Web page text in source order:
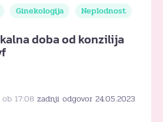
Ginekologija Neplodnost
doba od konzilija
17:08 zadnji odgovor 24.05.2023